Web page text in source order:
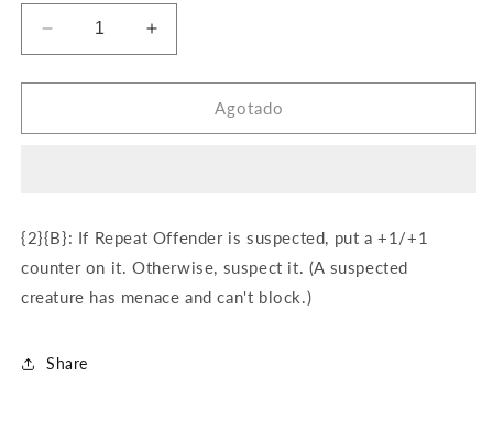
Reducir
cantidad
para
Offender
Aumentar
cantidad
para
Offender
Agotado
{2}{B}: If Repeat Offender is suspected, put a +1/+1
counter on it. Otherwise, suspect it. (A suspected
creature has menace and can't block.)
Share